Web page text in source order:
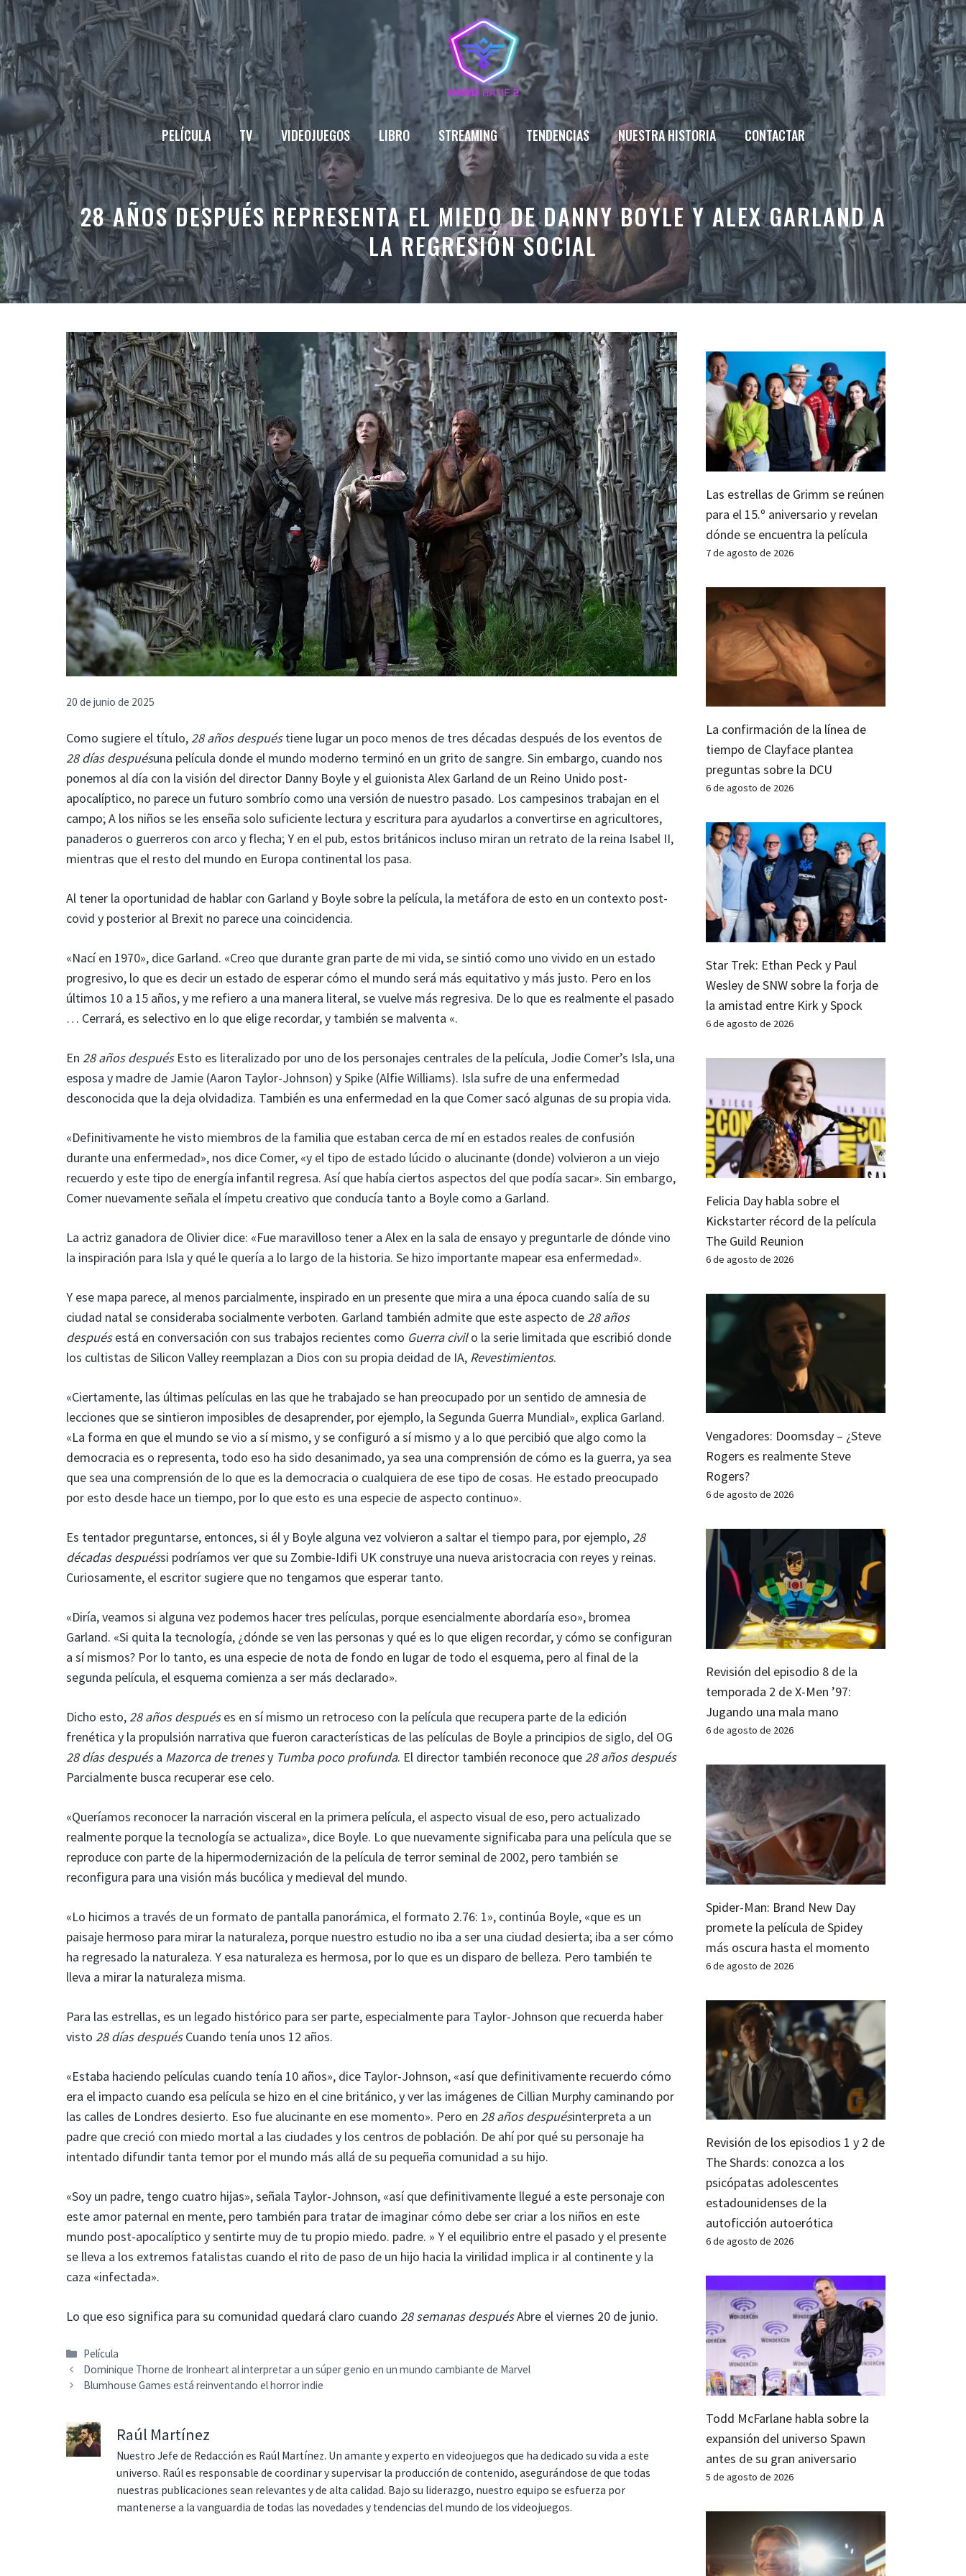
Saltar
al
contenido
PELÍCULA TV VIDEOJUEGOS LIBRO STREAMING TENDENCIAS NUESTRA HISTORIA CONTACTAR
28 AÑOS DESPUÉS REPRESENTA EL MIEDO DE DANNY BOYLE Y ALEX GARLAND A
LA REGRESIÓN SOCIAL
20 de junio de 2025
Como sugiere el título,28 años despuéstiene lugar un poco menos de tres décadas después de los eventos de
28 días despuésuna película donde el mundo moderno terminó en un grito de sangre. Sin embargo, cuando nos
ponemos al día con la visión del director Danny Boyle y el guionista Alex Garland de un Reino Unido post-
apocalíptico, no parece un futuro sombrío como una versión de nuestro pasado. Los campesinos trabajan en el
campo; A los niños se les enseña solo suficiente lectura y escritura para ayudarlos a convertirse en agricultores,
panaderos o guerreros con arco y flecha; Y en el pub, estos británicos incluso miran un retrato de la reina Isabel II,
mientras que el resto del mundo en Europa continental los pasa.
Al tener la oportunidad de hablar con Garland y Boyle sobre la película, la metáfora de esto en un contexto post-
covid y posterior al Brexit no parece una coincidencia.
«Nací en 1970», dice Garland. «Creo que durante gran parte de mi vida, se sintió como uno vivido en un estado
progresivo, lo que es decir un estado de esperar cómo el mundo será más equitativo y más justo. Pero en los
últimos 10 a 15 años, y me refiero a una manera literal, se vuelve más regresiva. De lo que es realmente el pasado
… Cerrará, es selectivo en lo que elige recordar, y también se malventa «.
En 28 años despuésEsto es literalizado por uno de los personajes centrales de la película, Jodie Comer’s Isla, una
esposa y madre de Jamie (Aaron Taylor-Johnson) y Spike (Alfie Williams). Isla sufre de una enfermedad
desconocida que la deja olvidadiza. También es una enfermedad en la que Comer sacó algunas de su propia vida.
«Definitivamente he visto miembros de la familia que estaban cerca de mí en estados reales de confusión
durante una enfermedad», nos dice Comer, «y el tipo de estado lúcido o alucinante (donde) volvieron a un viejo
recuerdo y este tipo de energía infantil regresa. Así que había ciertos aspectos del que podía sacar». Sin embargo,
Comer nuevamente señala el ímpetu creativo que conducía tanto a Boyle como a Garland.
La actriz ganadora de Olivier dice: «Fue maravilloso tener a Alex en la sala de ensayo y preguntarle de dónde vino
la inspiración para Isla y qué le quería a lo largo de la historia. Se hizo importante mapear esa enfermedad».
Y ese mapa parece, al menos parcialmente, inspirado en un presente que mira a una época cuando salía de su
ciudad natal se consideraba socialmente verboten. Garland también admite que este aspecto de28 años
despuésestá en conversación con sus trabajos recientes como Guerra civilo la serie limitada que escribió donde
los cultistas de Silicon Valley reemplazan a Dios con su propia deidad de IA, Revestimientos.
«Ciertamente, las últimas películas en las que he trabajado se han preocupado por un sentido de amnesia de
lecciones que se sintieron imposibles de desaprender, por ejemplo, la Segunda Guerra Mundial», explica Garland.
«La forma en que el mundo se vio a sí mismo, y se configuró a sí mismo y a lo que percibió que algo como la
democracia es o representa, todo eso ha sido desanimado, ya sea una comprensión de cómo es la guerra, ya sea
que sea una comprensión de lo que es la democracia o cualquiera de ese tipo de cosas. He estado preocupado
por esto desde hace un tiempo, por lo que esto es una especie de aspecto continuo».
Es tentador preguntarse, entonces, si él y Boyle alguna vez volvieron a saltar el tiempo para, por ejemplo,28
décadas despuéssi podríamos ver que su Zombie-Idifi UK construye una nueva aristocracia con reyes y reinas.
Curiosamente, el escritor sugiere que no tengamos que esperar tanto.
«Diría, veamos si alguna vez podemos hacer tres películas, porque esencialmente abordaría eso», bromea
Garland. «Si quita la tecnología, ¿dónde se ven las personas y qué es lo que eligen recordar, y cómo se configuran
a sí mismos? Por lo tanto, es una especie de nota de fondo en lugar de todo el esquema, pero al final de la
segunda película, el esquema comienza a ser más declarado».
Dicho esto,28 años despuéses en sí mismo un retroceso con la película que recupera parte de la edición
frenética y la propulsión narrativa que fueron características de las películas de Boyle a principios de siglo, del OG
28 días despuésa Mazorca de trenesy Tumba poco profunda. El director también reconoce que28 años después
Parcialmente busca recuperar ese celo.
«Queríamos reconocer la narración visceral en la primera película, el aspecto visual de eso, pero actualizado
realmente porque la tecnología se actualiza», dice Boyle. Lo que nuevamente significaba para una película que se
reproduce con parte de la hipermodernización de la película de terror seminal de 2002, pero también se
reconfigura para una visión más bucólica y medieval del mundo.
«Lo hicimos a través de un formato de pantalla panorámica, el formato 2.76: 1», continúa Boyle, «que es un
paisaje hermoso para mirar la naturaleza, porque nuestro estudio no iba a ser una ciudad desierta; iba a ser cómo
ha regresado la naturaleza. Y esa naturaleza es hermosa, por lo que es un disparo de belleza. Pero también te
lleva a mirar la naturaleza misma.
Para las estrellas, es un legado histórico para ser parte, especialmente para Taylor-Johnson que recuerda haber
visto 28 días despuésCuando tenía unos 12 años.
«Estaba haciendo películas cuando tenía 10 años», dice Taylor-Johnson, «así que definitivamente recuerdo cómo
era el impacto cuando esa película se hizo en el cine británico, y ver las imágenes de Cillian Murphy caminando por
las calles de Londres desierto. Eso fue alucinante en ese momento». Pero en 28 años despuésinterpreta a un
padre que creció con miedo mortal a las ciudades y los centros de población. De ahí por qué su personaje ha
intentado difundir tanta temor por el mundo más allá de su pequeña comunidad a su hijo.
«Soy un padre, tengo cuatro hijas», señala Taylor-Johnson, «así que definitivamente llegué a este personaje con
este amor paternal en mente, pero también para tratar de imaginar cómo debe ser criar a los niños en este
mundo post-apocalíptico y sentirte muy de tu propio miedo. padre. » Y el equilibrio entre el pasado y el presente
se lleva a los extremos fatalistas cuando el rito de paso de un hijo hacia la virilidad implica ir al continente y la
caza «infectada».
Lo que eso significa para su comunidad quedará claro cuando 28 semanas despuésAbre el viernes 20 de junio.
Categorías
Película
Dominique Thorne de Ironheart al interpretar a un súper genio en un mundo cambiante de Marvel
Blumhouse Games está reinventando el horror indie
Raúl Martínez
Nuestro Jefe de Redacción es Raúl Martínez. Un amante y experto en videojuegos que ha dedicado su vida a este
universo. Raúl es responsable de coordinar y supervisar la producción de contenido, asegurándose de que todas
nuestras publicaciones sean relevantes y de alta calidad. Bajo su liderazgo, nuestro equipo se esfuerza por
mantenerse a la vanguardia de todas las novedades y tendencias del mundo de los videojuegos.
Las estrellas de Grimm se reúnen
para el 15.º aniversario y revelan
dónde se encuentra la película
7 de agosto de 2026
La confirmación de la línea de
tiempo de Clayface plantea
preguntas sobre la DCU
6 de agosto de 2026
Star Trek: Ethan Peck y Paul
Wesley de SNW sobre la forja de
la amistad entre Kirk y Spock
6 de agosto de 2026
Felicia Day habla sobre el
Kickstarter récord de la película
The Guild Reunion
6 de agosto de 2026
Vengadores: Doomsday – ¿Steve
Rogers es realmente Steve
Rogers?
6 de agosto de 2026
Revisión del episodio 8 de la
temporada 2 de X-Men ’97:
Jugando una mala mano
6 de agosto de 2026
Spider-Man: Brand New Day
promete la película de Spidey
más oscura hasta el momento
6 de agosto de 2026
Revisión de los episodios 1 y 2 de
The Shards: conozca a los
psicópatas adolescentes
estadounidenses de la
autoficción autoerótica
6 de agosto de 2026
Todd McFarlane habla sobre la
expansión del universo Spawn
antes de su gran aniversario
5 de agosto de 2026